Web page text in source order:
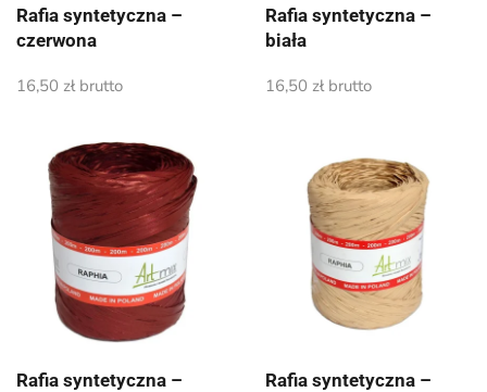
Rafia syntetyczna –
czerwona
16,50 złbrutto
Rafia syntetyczna –
biała
16,50 złbrutto
Rafia syntetyczna –
Rafia syntetyczna –